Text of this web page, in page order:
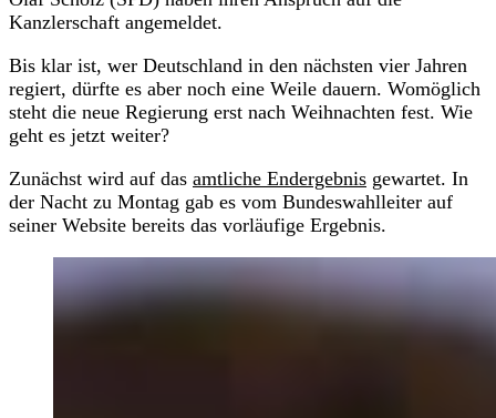
Kanzlerschaft angemeldet.
Bis klar ist, wer Deutschland in den nächsten vier Jahren
regiert, dürfte es aber noch eine Weile dauern. Womöglich
steht die neue Regierung erst nach Weihnachten fest. Wie
geht es jetzt weiter?
Zunächst wird auf das amtliche Endergebnis gewartet. In
der Nacht zu Montag gab es vom Bundeswahlleiter auf
seiner Website bereits das vorläufige Ergebnis.